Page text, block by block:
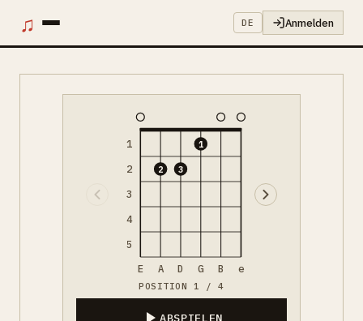
♫ DE Anmelden
1
2
3
4
5
2 3
1
E A D G B e
POSITION 1 / 4
ABSPIELEN